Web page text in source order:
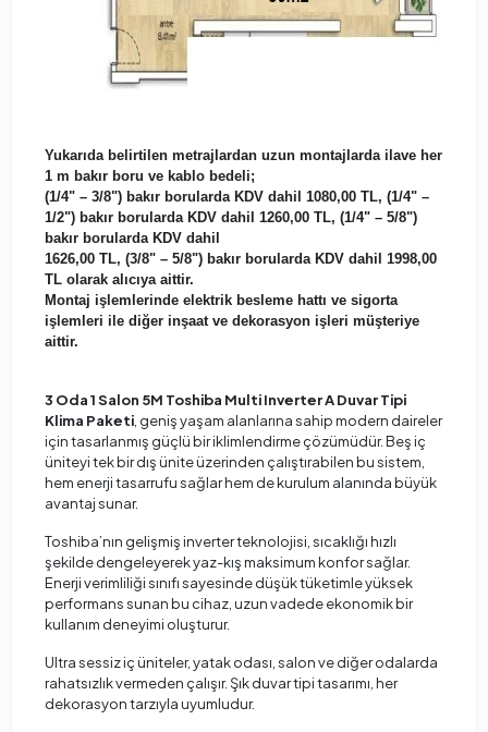
Yukarıda belirtilen metrajlardan uzun montajlarda ilave her
1 m bakır boru ve kablo bedeli;
(1/4" – 3/8") bakır borularda KDV dahil 1080,00 TL, (1/4" –
1/2") bakır borularda KDV dahil 1260,00 TL, (1/4" – 5/8")
bakır borularda KDV dahil
1626,00 TL, (3/8" – 5/8") bakır borularda KDV dahil 1998,00
TL olarak alıcıya aittir.
Montaj işlemlerinde elektrik besleme hattı ve sigorta
işlemleri ile diğer inşaat ve dekorasyon işleri müşteriye
aittir.
3 Oda 1 Salon 5M Toshiba Multi Inverter A Duvar Tipi
Klima Paketi , geniş yaşam alanlarına sahip modern daireler
için tasarlanmış güçlü bir iklimlendirme çözümüdür. Beş iç
üniteyi tek bir dış ünite üzerinden çalıştırabilen bu sistem,
hem enerji tasarrufu sağlar hem de kurulum alanında büyük
avantaj sunar.
Toshiba’nın gelişmiş inverter teknolojisi, sıcaklığı hızlı
şekilde dengeleyerek yaz-kış maksimum konfor sağlar.
Enerji verimliliği sınıfı sayesinde düşük tüketimle yüksek
performans sunan bu cihaz, uzun vadede ekonomik bir
kullanım deneyimi oluşturur.
Ultra sessiz iç üniteler, yatak odası, salon ve diğer odalarda
rahatsızlık vermeden çalışır. Şık duvar tipi tasarımı, her
dekorasyon tarzıyla uyumludur.